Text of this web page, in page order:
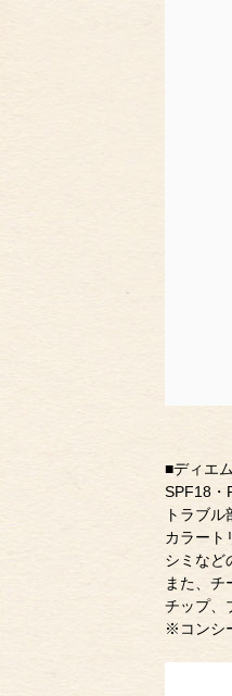
■ディエ
SPF18・
トラブル
カラート
シミなど
また、チ
チップ、
※コンシ